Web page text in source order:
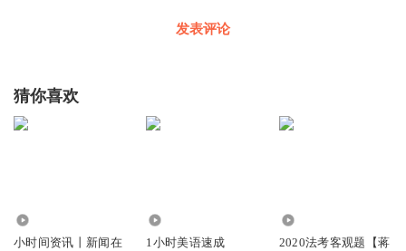
成年人保护水平”。除了短视频，一些网游也需要优化管
理，实现提质升级。有个细节是，监管部门提出，要全面抓
乡村少年儿童多一些陪伴，转移网游和短视频对他们的吸引
发表评论
猜你喜欢
小时间资讯丨新闻在
1小时美语速成
2020法考客观题【蒋